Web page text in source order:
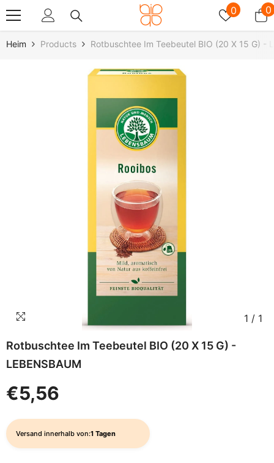
0 00
Heim Products Rotbuschtee Im Teebeutel BIO (20 X 15 G) -
1 / 1
Rotbuschtee Im Teebeutel BIO (20 X 15 G) -
LEBENSBAUM
€5,56
Versand innerhalb von:1 Tagen